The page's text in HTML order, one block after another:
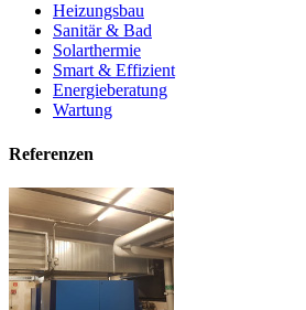
Heizungsbau
Sanitär & Bad
Solarthermie
Smart & Effizient
Energieberatung
Wartung
Referenzen